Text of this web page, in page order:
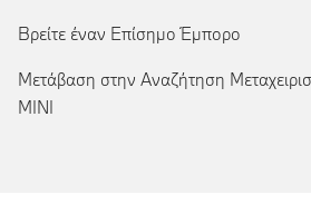
Βρείτε έναν Επίσημο Έμπορο
Μετάβαση στην Αναζήτηση
MINI